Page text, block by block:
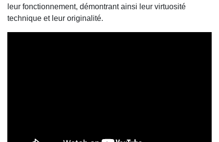
leur fonctionnement, démontrant ainsi leur virtuosité
technique et leur originalité.